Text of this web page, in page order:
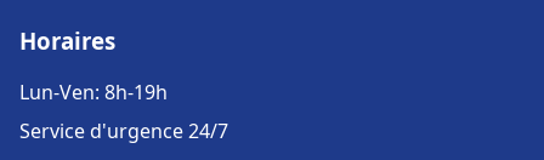
Horaires
Lun-Ven: 8h-19h
Service d'urgence 24/7